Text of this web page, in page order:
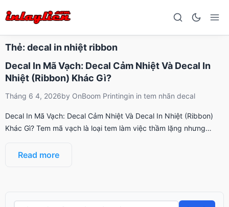
Thẻ: decal in nhiệt ribbon
Decal In Mã Vạch: Decal Cảm Nhiệt Và Decal In
Nhiệt (Ribbon) Khác Gì?
Tháng 6 4, 2026by OnBoom Printingin in tem nhãn decal
Decal In Mã Vạch: Decal Cảm Nhiệt Và Decal In Nhiệt (Ribbon)
Khác Gì? Tem mã vạch là loại tem làm việc thầm lặng nhưng…
Read more